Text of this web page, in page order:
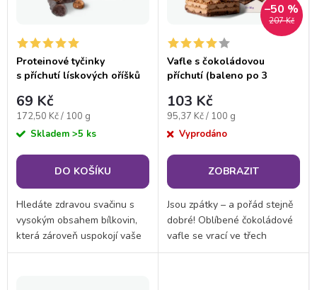
í
p
r
o
d
u
k
s
p
r
o
d
u
Proteinové tyčinky
s příchutí lískových oříšků
69 Kč
Měrná
cena:
172,50 Kč / 100 g
Skladem >5 ks
DO KOŠÍKU
Hledáte zdravou svačinu s
vysokým obsahem bílkovin,
která zároveň uspokojí vaše
chuťové pohárky? Naše
207 Kč
–50 %
Vafle s čokoládovou
příchutí (baleno po 3
103 Kč
Měrná
cena:
95,37 Kč / 100 g
Vyprodáno
ZOBRAZIT
Jsou zpátky – a pořád stejně
dobré! Oblíbené čokoládové
vafle se vrací ve třech
plnohodnotných porcích,